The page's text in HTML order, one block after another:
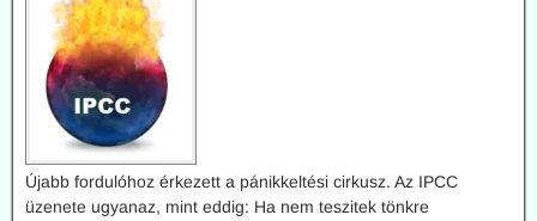
Újabb fordulóhoz érkezett a pánikkeltési cirkusz. Az IPCC
üzenete ugyanaz, mint eddig: Ha nem teszitek tönkre